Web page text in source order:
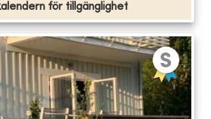
för tillgänglighet